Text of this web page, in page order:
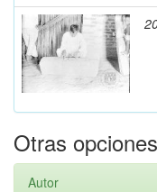
Otras
Autor